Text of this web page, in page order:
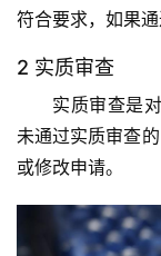
符合要求，如果
2 实质审查
实质审查是
未通过实质审查
或修改申请。